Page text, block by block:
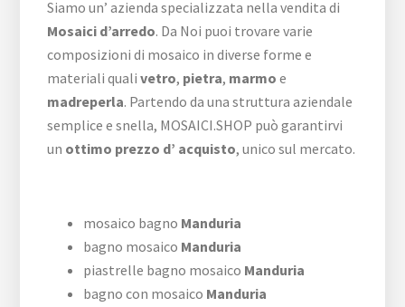
Siamo un’ azienda specializzata nella vendita di
Mosaici d’arredo. Da Noi puoi trovare varie
composizioni di mosaico in diverse forme e
materiali qualivetro, pietra, marmo e
madreperla. Partendo da una struttura aziendale
semplice e snella, MOSAICI.SHOP può garantirvi
un ottimo prezzo d’ acquisto, unico sul mercato.
mosaico bagno Manduria
bagno mosaico Manduria
piastrelle bagno mosaico Manduria
bagno con mosaico Manduria